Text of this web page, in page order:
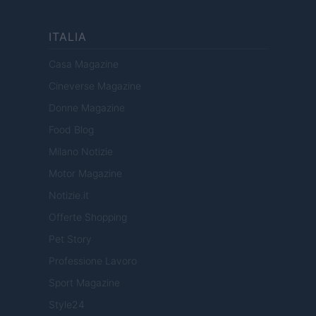
ITALIA
Casa Magazine
Cineverse Magazine
Donne Magazine
Food Blog
Milano Notizie
Motor Magazine
Notizie.it
Offerte Shopping
Pet Story
Professione Lavoro
Sport Magazine
Style24